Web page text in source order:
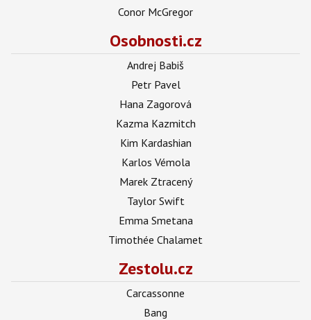
Conor McGregor
Osobnosti.cz
Andrej Babiš
Petr Pavel
Hana Zagorová
Kazma Kazmitch
Kim Kardashian
Karlos Vémola
Marek Ztracený
Taylor Swift
Emma Smetana
Timothée Chalamet
Zestolu.cz
Carcassonne
Bang